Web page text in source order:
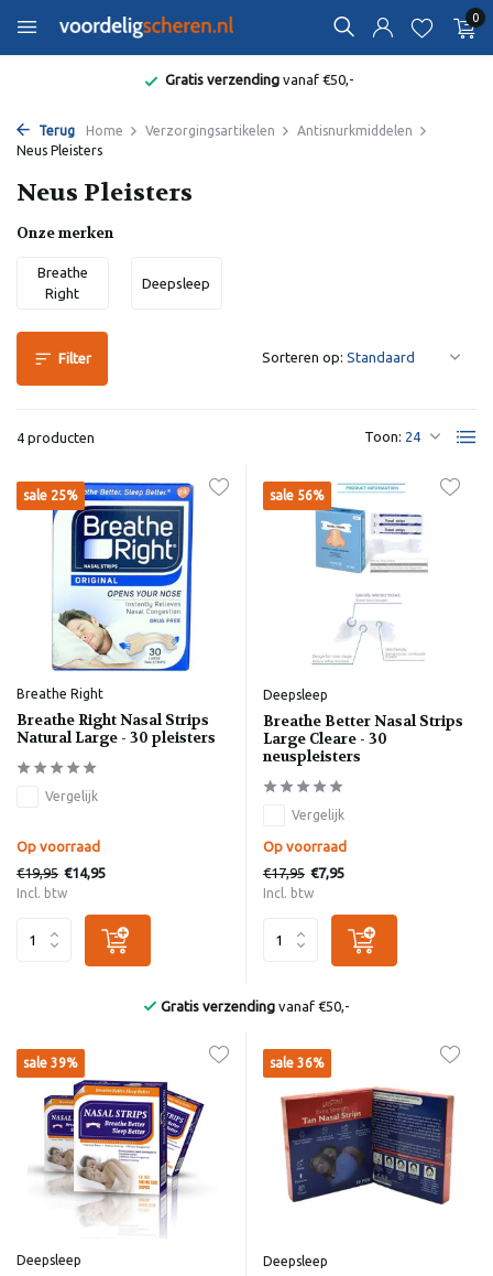
0
Gratis verzendingvanaf €50,-
Terug Home Verzorgingsartikelen
Antisnurkmiddelen
Neus Pleisters
Neus Pleisters
Onze merken
Breathe
Right
Deepsleep
Filter
4 producten Toon:
Sorteren op:
sale 25%
Breathe Right
Breathe Right Nasal Strips
Natural Large - 30 pleisters
Vergelijk
Op voorraad
€19,95 €14,95
Incl. btw
sale 56%
Deepsleep
Breathe Better Nasal Strips
Large Cleare - 30
neuspleisters
Vergelijk
Op voorraad
€17,95 €7,95
Incl. btw
Gratis verzending vanaf €50,-
sale 39%
Deepsleep
sale 36%
Deepsleep